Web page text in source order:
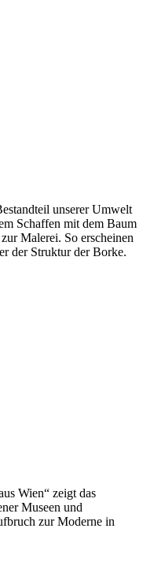
unserer Umwelt
Schaffen mit dem Baum
Malerei. So erscheinen
der Struktur der Borke.
Wien“ zeigt das
Museen und
zur Moderne in